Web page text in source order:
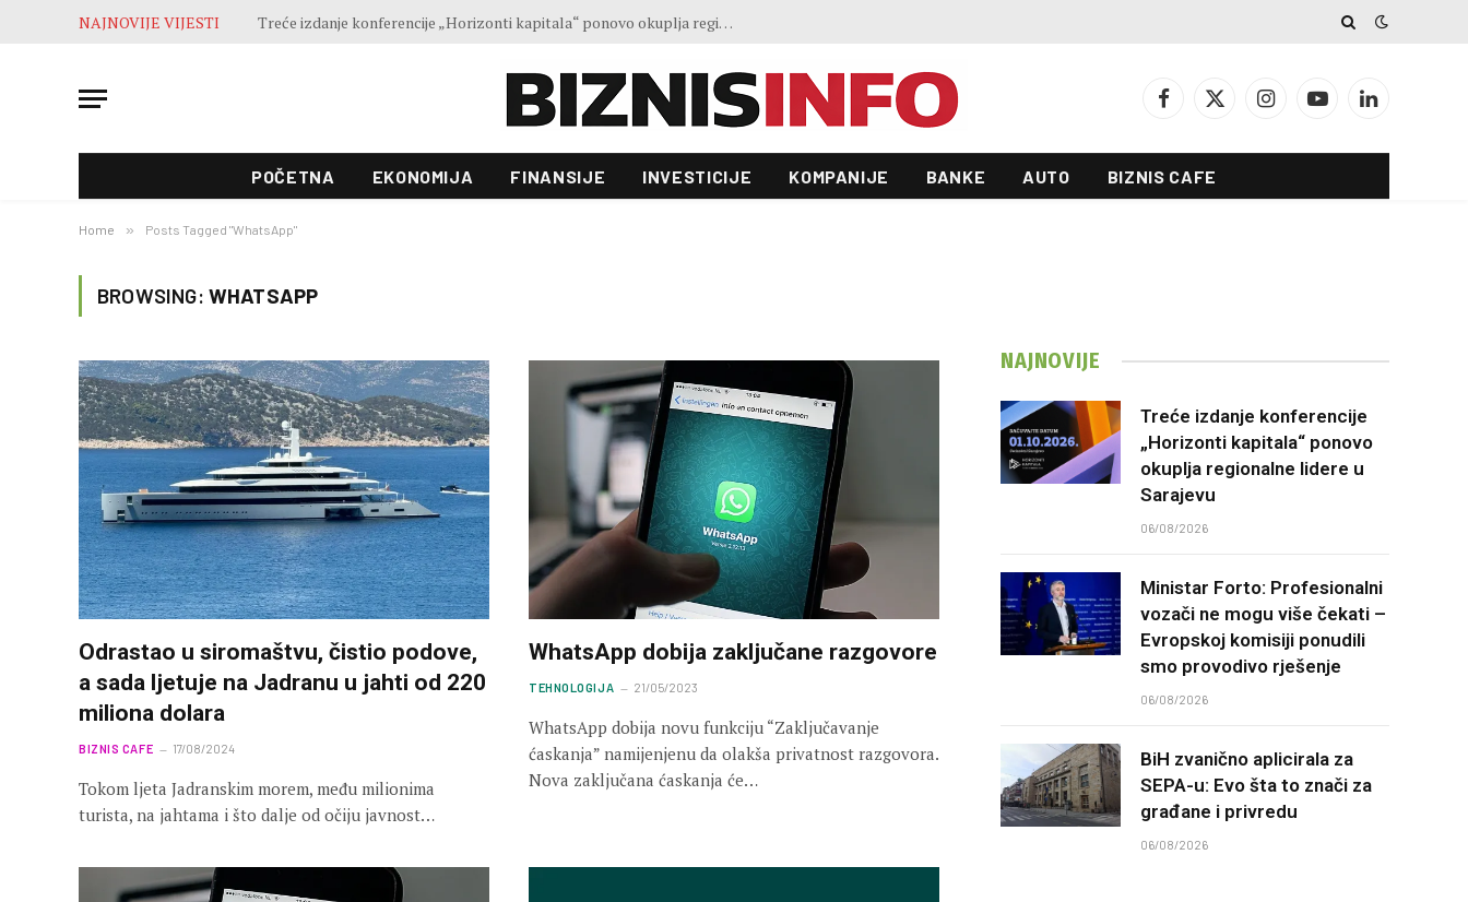
NAJNOVIJE VIJESTI Ministar Forto: Profesionalni vozači ne mogu više čekati – Evropskoj komisiji ponudili smo provodivo rješenje
Facebook
X
InstagramYouTubeLinkedIn
POČETNA EKONOMIJA FINANSIJE INVESTICIJE KOMPANIJE BANKE AUTO BIZNIS CAFE
Home » Posts Tagged "WhatsApp"
BROWSING: WHATSAPP
Odrastao u siromaštvu, čistio podove,
a sada ljetuje na Jadranu u jahti od 220
miliona dolara
BIZNIS CAFE 17/08/2024
Tokom ljeta Jadranskim morem, među milionima
turista, na jahtama i što dalje od očiju javnost…
WhatsApp dobija zaključane razgovore
TEHNOLOGIJA 21/05/2023
WhatsApp dobija novu funkciju “Zaključavanje
ćaskanja” namijenjenu da olakša privatnost razgovora.
Nova zaključana ćaskanja će…
NAJNOVIJE
Treće izdanje konferencije
„Horizonti kapitala“ ponovo
okuplja regionalne lidere u
Sarajevu
06/08/2026
Ministar Forto: Profesionalni
vozači ne mogu više čekati –
Evropskoj komisiji ponudili
smo provodivo rješenje
06/08/2026
BiH zvanično aplicirala za
SEPA-u: Evo šta to znači za
građane i privredu
06/08/2026